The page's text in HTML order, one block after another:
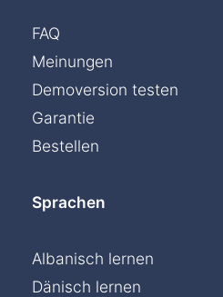
FAQ
Meinungen
Demoversion testen
Garantie
Bestellen
Sprachen
Albanisch lernen
Dänisch lernen